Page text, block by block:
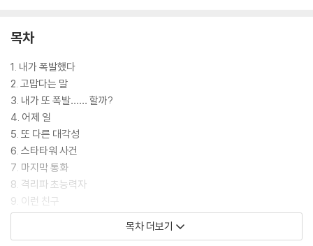
목차
1. 내가 폭발했다
2. 고맙다는 말
3. 내가 또 폭발…… 할까?
4. 어제 일
5. 또 다른 대각성
6. 스타타워 사건
7. 마지막 통화
8. 격리파 초능력자
9. 이런 친구
10. 죽을 수 없었어
목차 더보기